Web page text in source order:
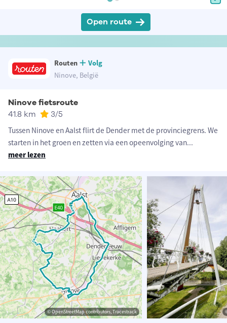
Open route
Routen
Volg
Ninove, België
Ninove fietsroute
41.8 km 3/5
Tussen Ninove en Aalst flirt de Dender met de provinciegrens. We
starten in het groen en zetten via een opeenvolging van...
meer lezen
© OpenStreetMap contributors, Tracestrack